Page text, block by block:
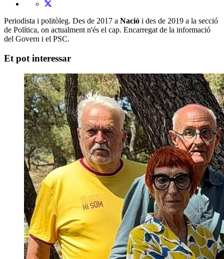
Periodista i politòleg. Des de 2017 a Nació i des de 2019 a la secció
de Política, on actualment n'és el cap. Encarregat de la informació
del Govern i el PSC.
Et pot interessar